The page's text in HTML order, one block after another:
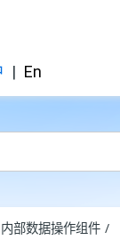
| En
内部数据操作组件